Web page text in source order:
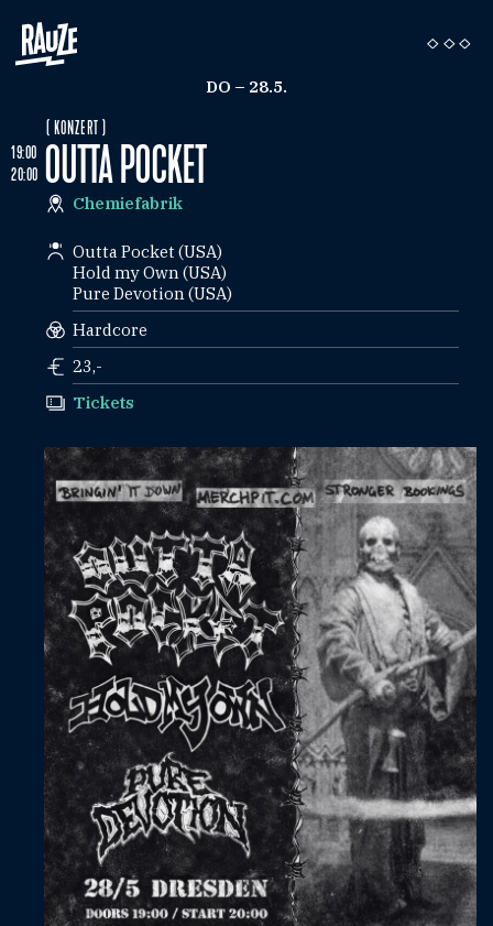
DO – 28.5.
19:00
20:00
( KONZERT )
OUTTA POCKET
Chemiefabrik
Outta Pocket (USA)
Hold my Own (USA)
Pure Devotion (USA)
Hardcore
23,-
Tickets